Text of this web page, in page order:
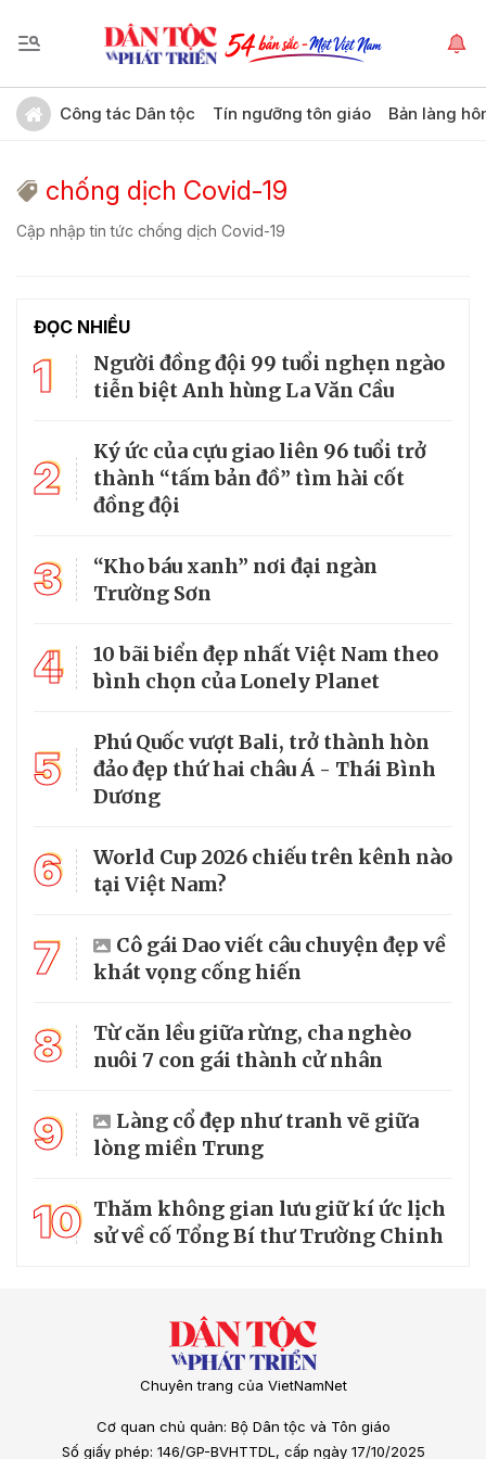
Công tác Dân tộc Tín ngưỡng tôn giáo Bản làng
chống dịch Covid-19
Cập nhập tin tức chống dịch Covid-19
ĐỌC NHIỀU
1
Người đồng đội 99 tuổi nghẹn ngào
tiễn biệt Anh hùng La Văn Cầu
2
Ký ức của cựu giao liên 96 tuổi trở
thành “tấm bản đồ” tìm hài cốt
đồng đội
3
“Kho báu xanh” nơi đại ngàn
Trường Sơn
4
10 bãi biển đẹp nhất Việt Nam theo
bình chọn của Lonely Planet
5
Phú Quốc vượt Bali, trở thành hòn
đảo đẹp thứ hai châu Á - Thái Bình
Dương
6
World Cup 2026 chiếu trên kênh nào
tại Việt Nam?
7
Cô gái Dao viết câu chuyện đẹp về
khát vọng cống hiến
8
Từ căn lều giữa rừng, cha nghèo
nuôi 7 con gái thành cử nhân
9
Làng cổ đẹp như tranh vẽ giữa
lòng miền Trung
10 Thăm không gian lưu giữ kí ức lịch
sử về cố Tổng Bí thư Trường Chinh
Chuyên trang của VietNamNet
Cơ quan chủ quản: Bộ Dân tộc và Tôn giáo
Số giấy phép: 146/GP-BVHTTDL, cấp ngày 17/10/2025